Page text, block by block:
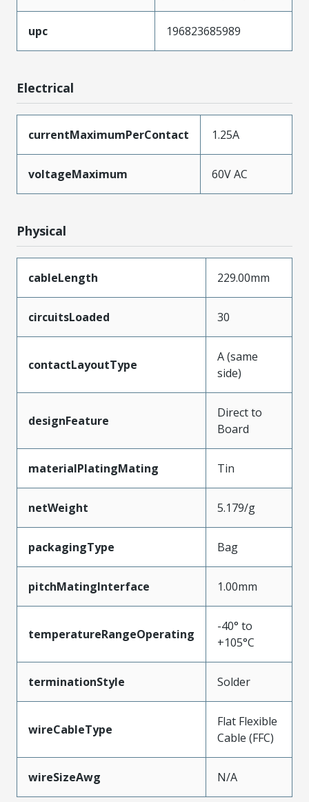
upc 196823685989
Electrical
currentMaximumPerContact 1.25A
voltageMaximum 60V AC
Physical
cableLength 229.00mm
circuitsLoaded 30
contactLayoutType
A (same
side)
designFeature
Direct to
Board
materialPlatingMating Tin
netWeight 5.179/g
packagingType Bag
pitchMatingInterface 1.00mm
temperatureRangeOperating
-40° to
+105°C
terminationStyle Solder
wireCableType
Flat Flexible
Cable (FFC)
wireSizeAwg N/A